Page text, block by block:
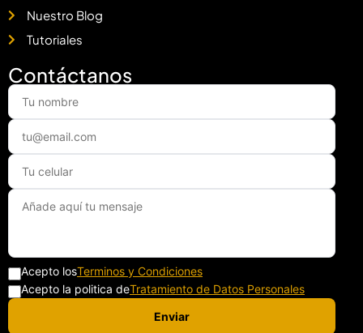
Nuestro Blog
Tutoriales
Contáctanos
Acepto losTerminos y Condiciones
Acepto la politica deTratamiento de Datos Personales
Enviar